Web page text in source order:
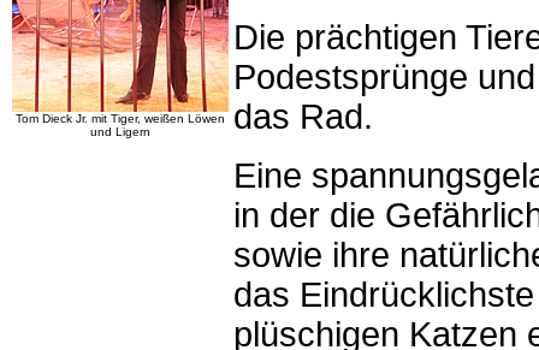
Tom Dieck Jr. mit Tiger, weißen Löwen
und Ligern
Die prächtigen
Podestsprünge
das Rad.
Eine
in der die
sowie ihre
das
plüschigen Katzen